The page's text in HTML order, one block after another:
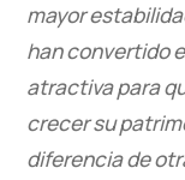
mayor
han convertido
atractiva para
crecer su
diferencia de